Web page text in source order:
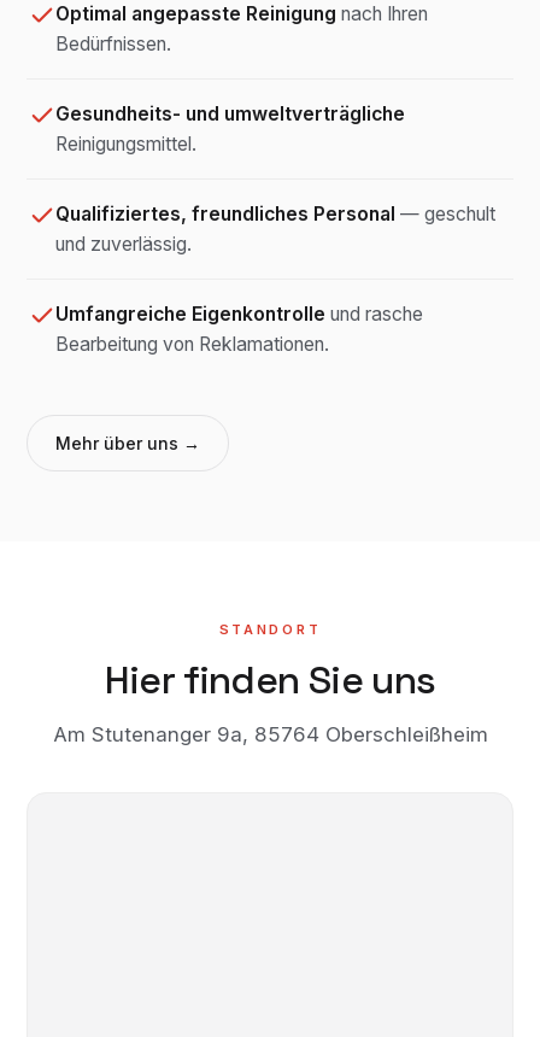
Optimal angepasste Reinigung nach Ihren
Bedürfnissen.
Gesundheits- und umweltverträgliche
Reinigungsmittel.
Qualifiziertes, freundliches Personal — geschult
und zuverlässig.
Umfangreiche Eigenkontrolle und rasche
Bearbeitung von Reklamationen.
Mehr über uns →
STANDORT
Hier finden Sie uns
Am Stutenanger 9a, 85764 Oberschleißheim